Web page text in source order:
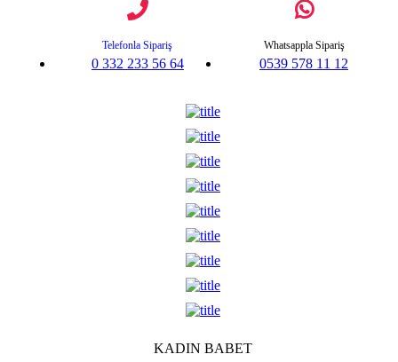
Telefonla Sipariş
0 332 233 56 64
Whatsappla Sipariş
0539 578 11 12
KADIN BABET